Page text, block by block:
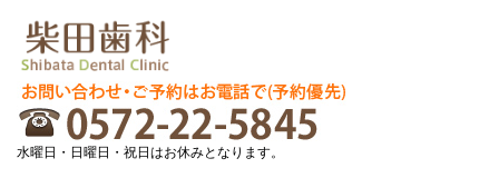
水曜日・日曜日・祝日はお休みとなります。